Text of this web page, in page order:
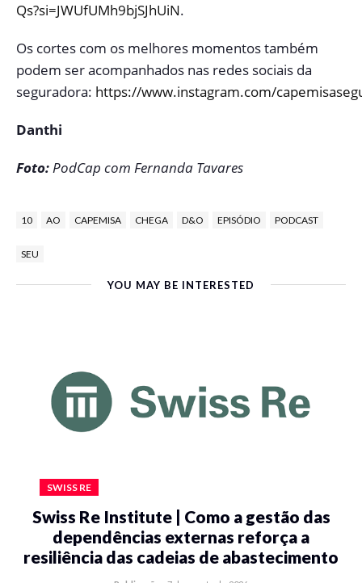
Qs?si=JWUfUMh9bjSJhUiN.
Os cortes com os melhores momentos também
podem ser acompanhados nas redes sociais da
seguradora: https://www.instagram.com/
Danthi
Foto:PodCap com Fernanda Tavares
10 AO CAPEMISA CHEGA D&O EPISÓDIO PODCAST
SEU
YOU MAY BE INTERESTED
SWISS RE
Swiss Re Institute | Como a gestão das
dependências externas reforça a
resiliência das cadeias de abastecimento